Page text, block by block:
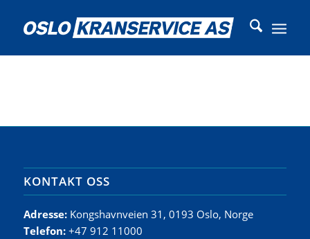
KONTAKT OSS
Adresse: Kongshavnveien 31, 0193 Oslo, Norge
Telefon: +47 912 11000